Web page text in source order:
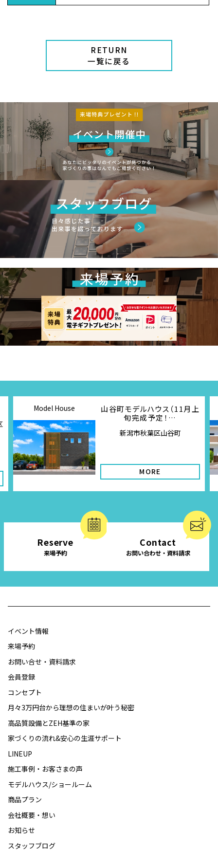
RETURN
一覧に戻る
Model House
山谷町モデルハウス（11月上
旬完成予定！…
新潟市秋葉区山谷町
MORE
Reserve
来場予約
Contact
お問い合わせ・資料請求
イベント情報
来場予約
お問い合せ・資料請求
会員登録
コンセプト
月々3万円台から理想の住まいが叶う秘密
高品質設備とZEH基準の家
家づくりの流れ&安心の生涯サポート
LINEUP
施工事例・お客さまの声
モデルハウス/ショールーム
商品プラン
会社概要・想い
お知らせ
スタッフブログ